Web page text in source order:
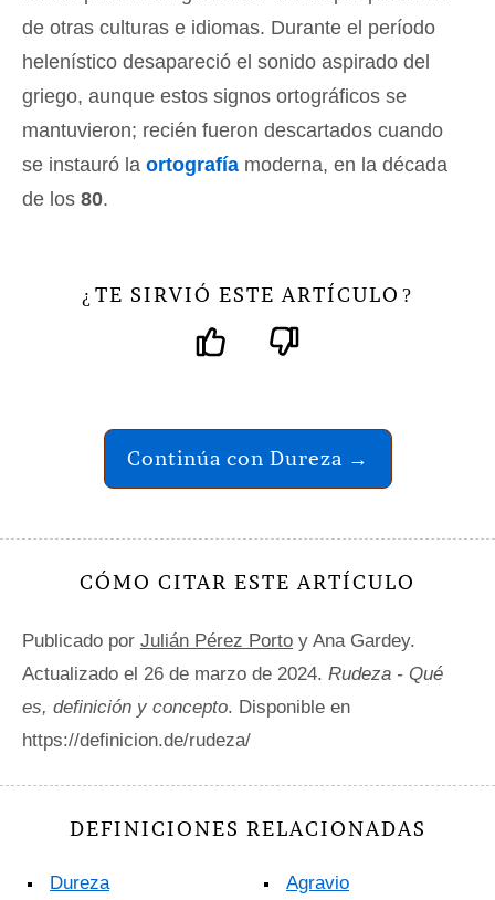
de otras culturas e idiomas. Durante el período
helenístico desapareció el sonido aspirado del
griego, aunque estos signos ortográficos se
mantuvieron; recién fueron descartados cuando
se instauró la ortografía moderna, en la década
de los 80.
¿ TE SIRVIÓ ESTE ARTÍCULO ?
Continúa con Dureza →
CÓMO CITAR ESTE ARTÍCULO
Publicado por Julián Pérez Porto y Ana Gardey.
Actualizado el 26 de marzo de 2024. Rudeza - Qué
es, definición y concepto. Disponible en
https://definicion.de/rudeza/
DEFINICIONES RELACIONADAS
Dureza Agravio